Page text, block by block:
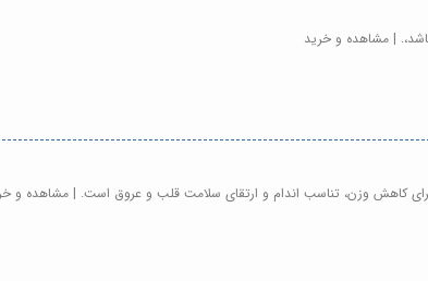
| مشاهده و خرید
کاهش وزن، تناسب اندام و ارتقای سلامت قلب و عروق است. | مشاهده و